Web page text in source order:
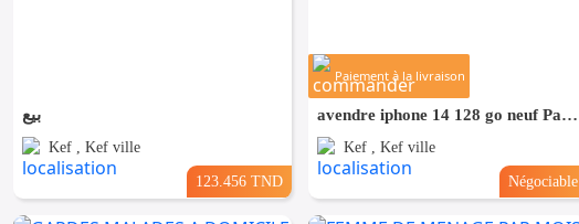
بيع
Kef , Kef ville
123.456 TND
Paiement à la livraison
avendre iphone 14 128 go neuf Paquet fermé
Kef , Kef ville
Négociable